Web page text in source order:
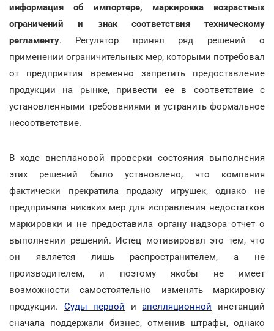
информация об импортере, маркировка возрастных
ограничений и знак соответствия техническому
регламенту. Регулятор принял ряд решений о
применении ограничительных мер, которыми потребовал
от предприятия временно запретить предоставление
продукции на рынке, привести ее в соответствие с
установленными требованиями и устранить формальное
несоответствие.
В ходе внеплановой проверки состояния выполнения
этих решений было установлено, что компания
фактически прекратила продажу игрушек, однако не
предприняла никаких мер для исправления недостатков
маркировки и не предоставила органу надзора отчет о
выполнении решений. Истец мотивировал это тем, что
он является лишь распространителем, а не
производителем, и поэтому якобы не имеет
возможности самостоятельно изменять маркировку
продукции. Суды первой иапелляционной инстанций
сначала поддержали бизнес, отменив штрафы, однако